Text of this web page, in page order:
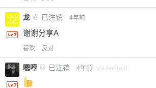
龙 @ 已注销 4年前
谢谢分享A
喜欢 反对
嗯哼 @ 已注销 4年前 via Android